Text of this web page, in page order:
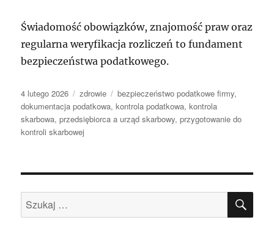
Świadomość obowiązków, znajomość praw oraz
regularna weryfikacja rozliczeń to fundament
bezpieczeństwa podatkowego.
Data
publikacji
4 lutego 2026 Kategorie
zdrowie Tagi
bezpieczeństwo podatkowe firmy,
dokumentacja podatkowa,kontrola podatkowa,kontrola
skarbowa,przedsiębiorca a urząd skarbowy,przygotowanie do
kontroli skarbowej
Szukaj: